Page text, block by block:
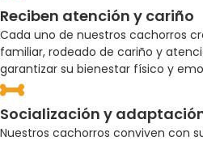
Reciben atención y cariño
Cada uno de nuestros cachorros
familiar, rodeado de cariño y
garantizar su bienestar físico y
Socialización y
Nuestros cachorros conviven con